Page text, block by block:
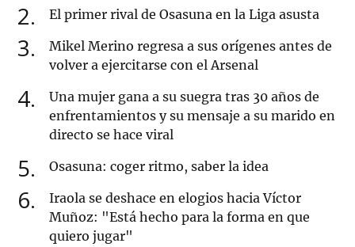
2 El primer rival de Osasuna en la Liga asusta
3
Mikel Merino regresa a sus orígenes antes de
volver a ejercitarse con el Arsenal
4
Una mujer gana a su suegra tras 30 años de
enfrentamientos y su mensaje a su marido en
directo se hace viral
5 Osasuna: coger ritmo, saber la idea
6
Iraola se deshace en elogios hacia Víctor
Muñoz: "Está hecho para la forma en que
quiero jugar"